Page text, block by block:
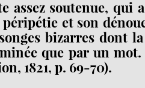
assez soutenue, qui
péripétie et son
bizarres dont
que par un
1821, p. 69-70).